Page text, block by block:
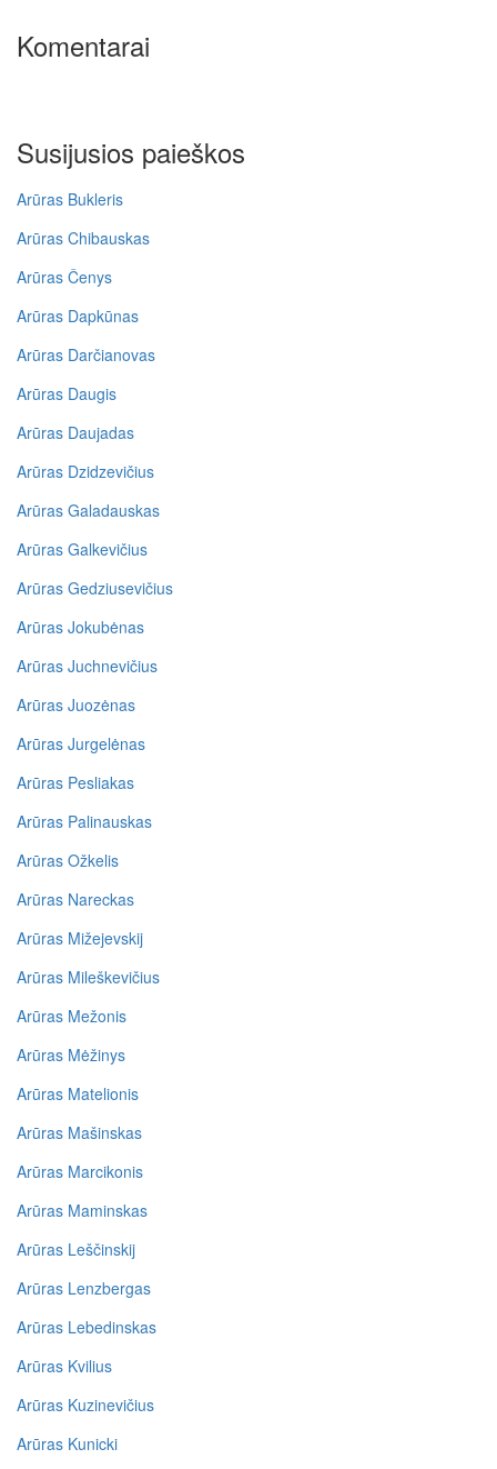
Komentarai
Susijusios paieškos
Arūras Bukleris
Arūras Chibauskas
Arūras Čenys
Arūras Dapkūnas
Arūras Darčianovas
Arūras Daugis
Arūras Daujadas
Arūras Dzidzevičius
Arūras Galadauskas
Arūras Galkevičius
Arūras Gedziusevičius
Arūras Jokubėnas
Arūras Juchnevičius
Arūras Juozėnas
Arūras Jurgelėnas
Arūras Pesliakas
Arūras Palinauskas
Arūras Ožkelis
Arūras Nareckas
Arūras Mižejevskij
Arūras Mileškevičius
Arūras Mežonis
Arūras Mėžinys
Arūras Matelionis
Arūras Mašinskas
Arūras Marcikonis
Arūras Maminskas
Arūras Leščinskij
Arūras Lenzbergas
Arūras Lebedinskas
Arūras Kvilius
Arūras Kuzinevičius
Arūras Kunicki